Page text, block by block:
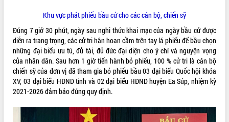
mặt Đoàn chuyên gia y tế TP. Hồ Chí
Minh
Lễ truy điệu và an táng hài cốt liệt sĩ
tại Nghĩa trang Liệt sĩ xã Sơn Hòa
Bàn giải pháp tháo gỡ khó khăn trong
xuất khẩu sầu riêng và triển khai quy
định EUDR
Thứ trưởng Bộ Nông nghiệp và Môi
trường Nguyễn Hoàng Hiệp khảo sát
vùng trồng và doanh nghiệp đóng gói
THỐNG KÊ TRUY CẬP
Hôm nay:
2872
Tất cả:
66088540
Khu vực phát phiếu bầu cử cho các cán bộ, chiến sỹ
Đúng 7 giở 30 phút, ngày sau nghi thức khai mạc của ngày bầu cử được
diễn ra trang trọng, các cử tri hân hoan cầm trên tay lá phiếu để bầu chọn
những đại biểu ưu tú, đủ tài, đủ đức đại diện cho ý chí và nguyện vọng
của nhân dân. Sau hơn 1 giờ tiến hành bỏ phiếu, 100 % cử tri là cán bộ
chiến sỹ của đơn vị đã tham gia bỏ phiếu bầu 03 đại biểu Quốc hội khóa
XV, 03 đại biểu HĐND tỉnh và 02 đại biểu HĐND huyện Ea Súp, nhiệm kỳ
2021-2026 đảm bảo đúng quy định.